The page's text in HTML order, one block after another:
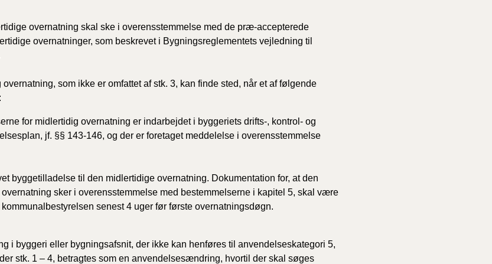
BR18 (1/1-4/7 2019)
2018)
BR18 (1/1-30/6 2018)
Tidligere BR (1961-
2010)
overnatning skal ske i overensstemmelse med de præ-accepterede
overnatninger, som beskrevet i Bygningsreglementets vejledning til
overnatning, som ikke er omfattet af stk. 3, kan finde sted, når et af følgende
for midlertidig overnatning er indarbejdet i byggeriets drifts-, kontrol- og
jf. §§ 143-146, og der er foretaget meddelelse i overensstemmelse
byggetilladelse til den midlertidige overnatning. Dokumentation for, at den
sker i overensstemmelse med bestemmelserne i kapitel 5, skal være
kommunalbestyrelsen senest 4 uger før første overnatningsdøgn.
i byggeri eller bygningsafsnit, der ikke kan henføres til anvendelseskategori 5,
stk. 1 – 4, betragtes som en anvendelsesændring, hvortil der skal søges